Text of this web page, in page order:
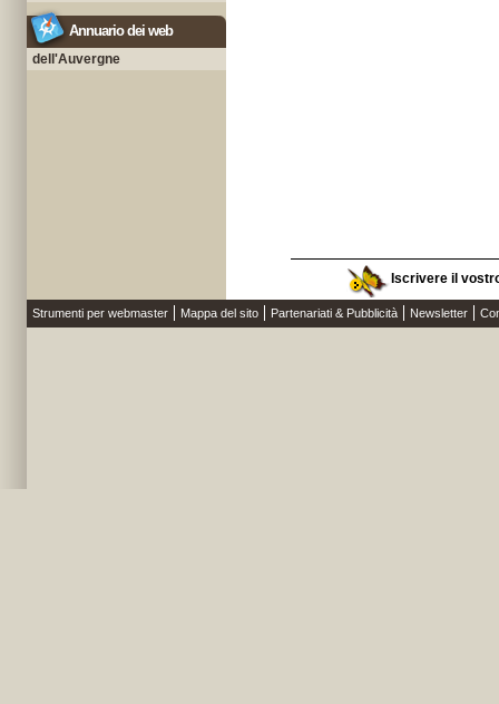
Annuario dei web
dell'Auvergne
Iscrivere il
Strumenti per webmaster Mappa del sito Partenariati & Pubblicità Newsletter